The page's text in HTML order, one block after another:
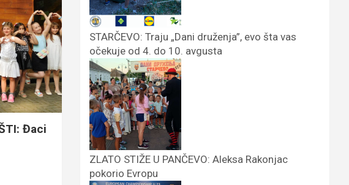
Đaci
STARČEVO: Traju „Dani druženja”, evo šta vas
očekuje od 4. do 10. avgusta
ZLATO STIŽE U PANČEVO: Aleksa Rakonjac
pokorio Evropu